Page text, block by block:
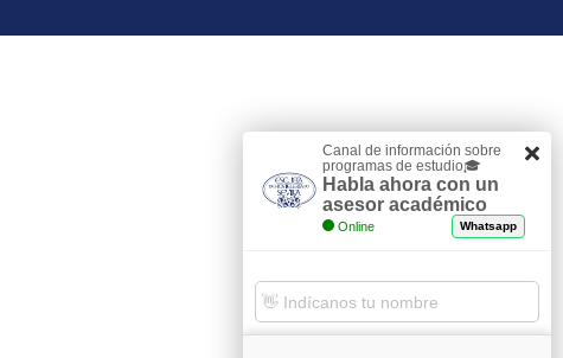
Canal de información sobre
programas de estudio🎓
Habla ahora con un
asesor académico
Online Whatsapp